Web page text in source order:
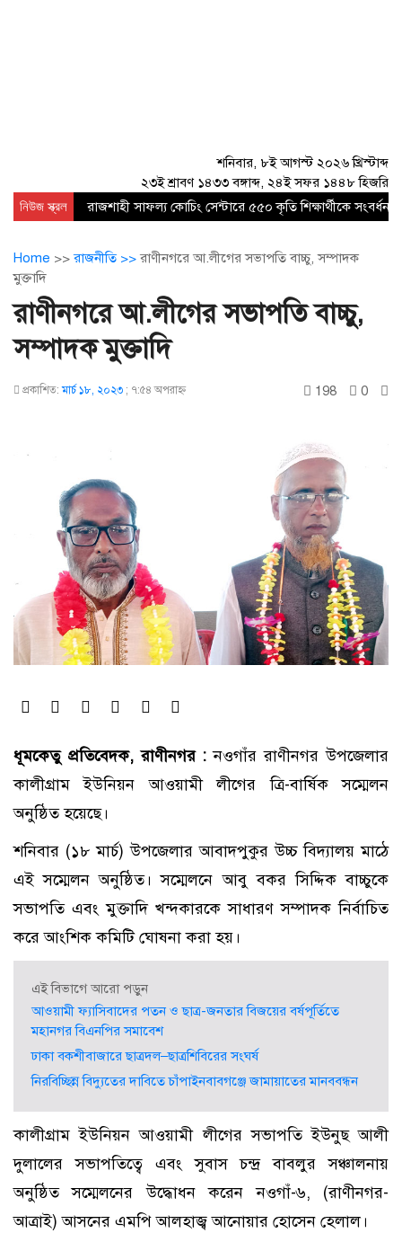
শনিবার, ৮ই আগস্ট ২০২৬ খ্রিস্টাব্দ
২৩ই শ্রাবণ ১৪৩৩ বঙ্গাব্দ, ২৪ই সফর ১৪৪৮ হিজরি
নিউজ স্ক্রল রাজশাহী সাফল্য কোচিং সেন্টারে ৫৫০ কৃতি শিক্ষার্থীকে সংবর্ধনা
Home >>রাজনীতি >> রাণীনগরে আ.লীগের সভাপতি বাচ্চু, সম্পাদক
মুক্তাদি
রাণীনগরে আ.লীগের সভাপতি বাচ্চু,
সম্পাদক মুক্তাদি
প্রকাশিত:মার্চ ১৮, ২০২৩ ; ৭:৫৪ অপরাহ্ণ 198 0
ধূমকেতু প্রতিবেদক, রাণীনগর : নওগাঁর রাণীনগর উপজেলার
কালীগ্রাম ইউনিয়ন আওয়ামী লীগের ত্রি-বার্ষিক সম্মেলন
অনুষ্ঠিত হয়েছে।
শনিবার (১৮ মার্চ) উপজেলার আবাদপুকুর উচ্চ বিদ্যালয় মাঠে
এই সম্মেলন অনুষ্ঠিত। সম্মেলনে আবু বকর সিদ্দিক বাচ্চুকে
সভাপতি এবং মুক্তাদি খন্দকারকে সাধারণ সম্পাদক নির্বাচিত
করে আংশিক কমিটি ঘোষনা করা হয়।
এই বিভাগে আরো পড়ুন
আওয়ামী ফ্যাসিবাদের পতন ও ছাত্র-জনতার বিজয়ের বর্ষপূর্তিতে
মহানগর বিএনপির সমাবেশ
ঢাকা বকশীবাজারে ছাত্রদল–ছাত্রশিবিরের সংঘর্ষ
নিরবিচ্ছিন্ন বিদ্যুতের দাবিতে চাঁপাইনবাবগঞ্জে জামায়াতের মানববন্ধন
কালীগ্রাম ইউনিয়ন আওয়ামী লীগের সভাপতি ইউনুছ আলী
দুলালের সভাপতিত্বে এবং সুবাস চন্দ্র বাবলুর সঞ্চালনায়
অনুষ্ঠিত সম্মেলনের উদ্ধোধন করেন নওগাঁ-৬, (রাণীনগর-
আত্রাই) আসনের এমপি আলহাজ্ব আনোয়ার হোসেন হেলাল।